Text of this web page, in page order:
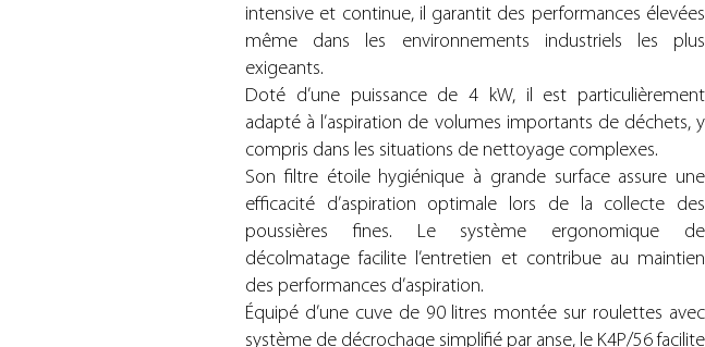
intensive et continue, il garantit des performances élevées
même dans les environnements industriels les plus
exigeants.
Doté d’une puissance de 4 kW, il est particulièrement
adapté à l’aspiration de volumes importants de déchets, y
compris dans les situations de nettoyage complexes.
Son filtre étoile hygiénique à grande surface assure une
efficacité d’aspiration optimale lors de la collecte des
poussières fines. Le système ergonomique de
décolmatage facilite l’entretien et contribue au maintien
des performances d’aspiration.
Équipé d’une cuve de 90 litres montée sur roulettes avec
système de décrochage simplifié par anse, le K4P/56 facilite